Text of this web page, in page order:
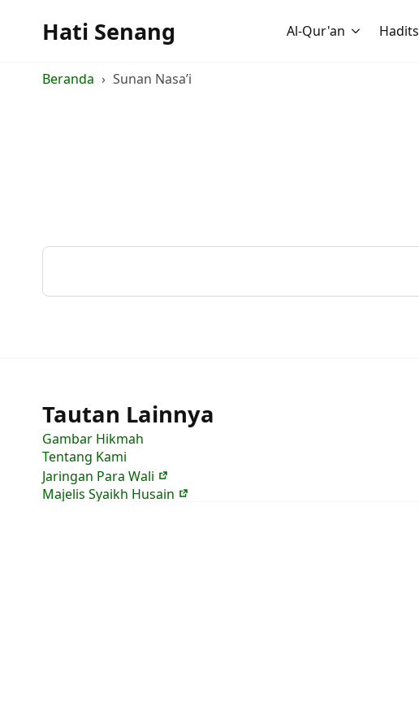
Hati Senang Al-Qur'an Hadits
Beranda Sunan Nasa’i
Tautan Lainnya
Gambar Hikmah
Tentang Kami
Jaringan Para Wali
Majelis Syaikh Husain